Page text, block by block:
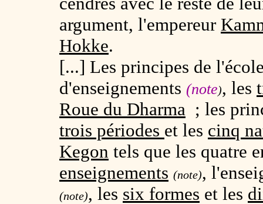
argument, l'empereur
Hokke.
[...] Les principes de
d'enseignements (note), les
Roue du Dharma ; les
trois périodes et les cinq
Kegon tels que les quatre
enseignements (note),
(note), les six formes et les